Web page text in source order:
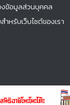
งข้อมูลส่วนบุคคล
ำหรับเว็บไซต์ของเรา